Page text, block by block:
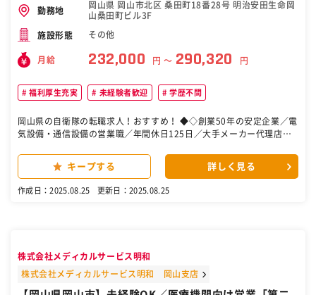
勤務地
岡山県 岡山市北区 桑田町18番28号 明治安田生命岡
山桑田町ビル3F
施設形態 その他
月給 232,000 円 〜 290,320 円
福利厚生充実 未経験者歓迎 学歴不問
岡山県の自衛隊の転職求人！おすすめ！ ◆◇創業50年の安定企業／電
気設備・通信設備の営業職／年間休日125日／大手メーカー代理店◇
び通信設備の営業職を募集します。官公庁や大手企業との取引が増加
しており、営業チームの体制をさらに強化する必要があります。 ■業
す。具体的な業務内容は以下の通りです。 【営業業務】 ・地方公共団
築物等）への提案 ・受変電設備、非常用発電設備、直流電源装置、無
停電電源装置、監視設備、計装設備、通信設備等の取扱い ■魅力ポイ
キープする 詳しく見る
作成日：2025.08.25 更新日：2025.08.25
株式会社メディカルサービス明和
株式会社メディカルサービス明和 岡山支店